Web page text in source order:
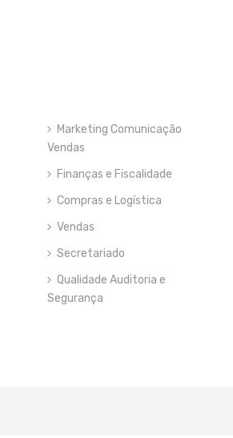
Marketing Comunicação
Vendas
Finanças e Fiscalidade
Compras e Logística
Vendas
Secretariado
Qualidade Auditoria e
Segurança